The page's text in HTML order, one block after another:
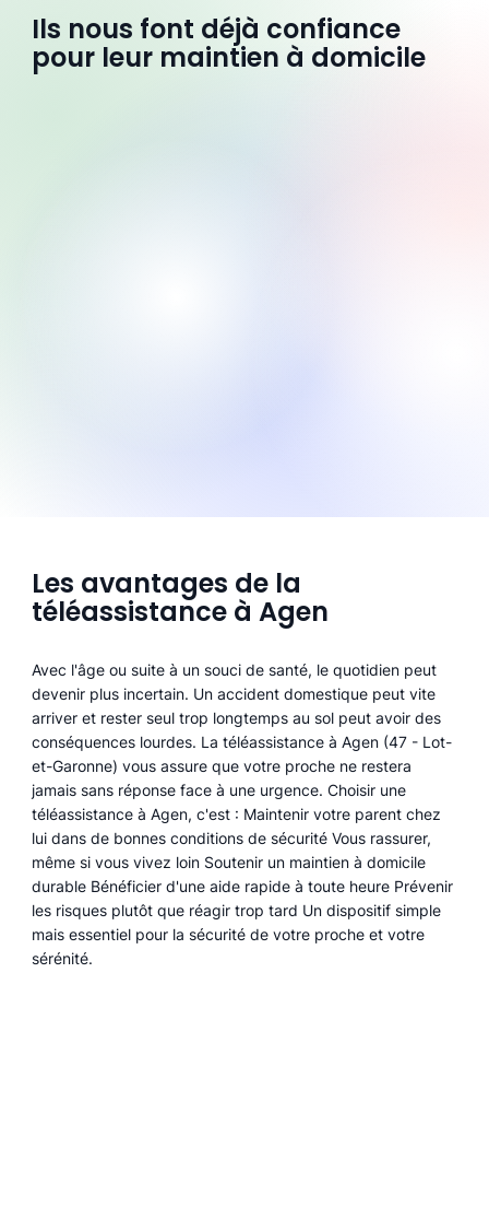
Ils nous font déjà confiance
pour leur maintien à domicile
Les avantages de la
téléassistance à Agen
Avec l'âge ou suite à un souci de santé, le quotidien peut
devenir plus incertain. Un accident domestique peut vite
arriver et rester seul trop longtemps au sol peut avoir des
conséquences lourdes. La téléassistance à Agen (47 - Lot-
et-Garonne) vous assure que votre proche ne restera
jamais sans réponse face à une urgence. Choisir une
téléassistance à Agen, c'est : Maintenir votre parent chez
lui dans de bonnes conditions de sécurité Vous rassurer,
même si vous vivez loin Soutenir un maintien à domicile
durable Bénéficier d'une aide rapide à toute heure Prévenir
les risques plutôt que réagir trop tard Un dispositif simple
mais essentiel pour la sécurité de votre proche et votre
sérénité.